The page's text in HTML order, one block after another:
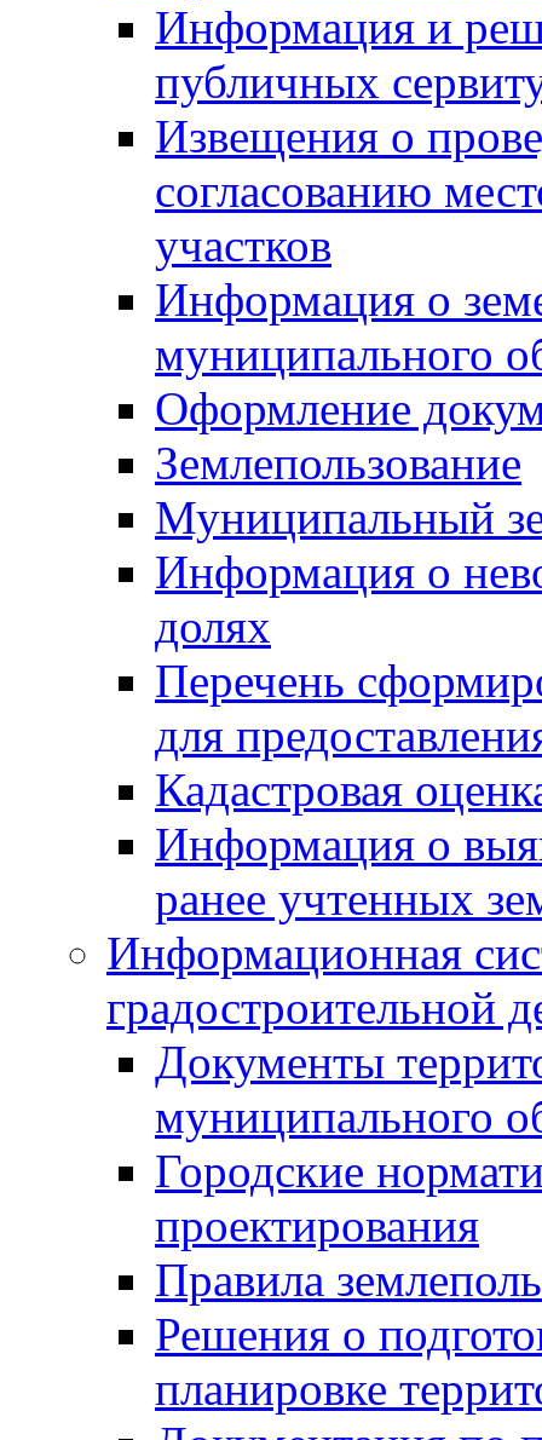
Информация и
публичных
Извещения о
согласованию
участков
Информация о
муниципального
Оформление
Землепользование
Муниципальный
Информация о
долях
Перечень
для
Кадастровая
Информация о
ранее учтенных
Информационная
градостроительной
Документы
муниципального
Городские
проектирования
Правила
Решения о
планировке